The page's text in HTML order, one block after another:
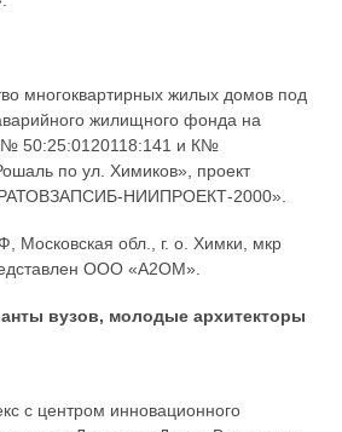
многоквартирных жилых домов под
жилищного фонда на
50:25:0120118:141 и К№
по ул. Химиков», проект
НИИПРОЕКТ-2000».
Московская обл., г. о. Химки, мкр
ООО «А2ОМ».
вузов, молодые архитекторы
с центром инновационного